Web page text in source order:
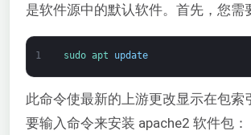
是软件源中的默认软件。首先，您需
1 sudo apt update
此命令使最新的上游更改显示在包索
要输入命令来安装 apache2 软件包：